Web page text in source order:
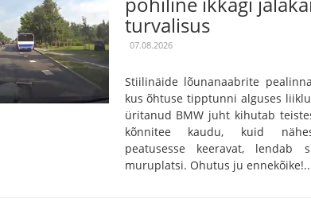
turvalisus
07.08.2026
Stiilinäide lõunanaabrite
kus õhtuse tipptunni alguses
üritanud BMW juht kihutab
kõnnitee kaudu, kuid
peatusesse keeravat, lendab
muruplatsi. Ohutus ju